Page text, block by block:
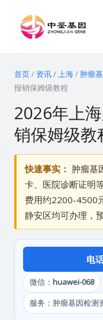
首页/ 资讯/上海/ 肿瘤
报销保姆级教程
2026年上
销保姆级教
快速事实： 肿瘤基
卡、医院诊断证明
费用约2200-4500
静安区均可办理，
电
微信： huawei-068
服务：肿瘤基因检测